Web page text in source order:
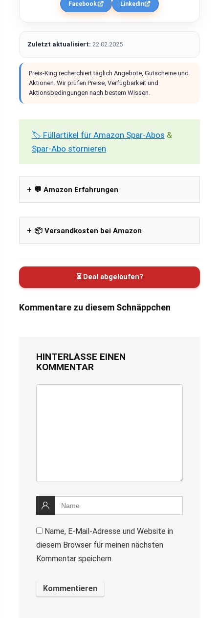
Facebook LinkedIn
Zuletzt aktualisiert: 22.02.2025
Preis-King recherchiert täglich Angebote, Gutscheine und
Aktionen. Wir prüfen Preise, Verfügbarkeit und
Aktionsbedingungen nach bestem Wissen.
🏷️ Füllartikel für Amazon Spar-Abos &
Spar-Abo stornieren
💬 Amazon Erfahrungen
📦 Versandkosten bei Amazon
⏳ Deal abgelaufen?
Kommentare zu diesem Schnäppchen
HINTERLASSE EINEN
KOMMENTAR
Name, E-Mail-Adresse und Website in
diesem Browser für meinen nächsten
Kommentar speichern.